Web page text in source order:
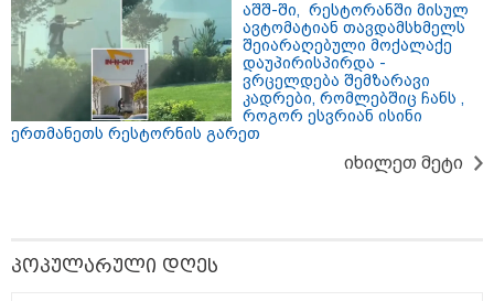
აშშ-ში, რესტორანში მისულ
ავტომატიან თავდამსხმელს
შეიარაღებული მოქალაქე
დაუპირისპირდა -
ვრცელდება შემზარავი
კადრები, რომლებშიც ჩანს ,
როგორ ესვრიან ისინი
ერთმანეთს რესტორნის გარეთ
იხილეთ მეტი
პოპულარული დღეს